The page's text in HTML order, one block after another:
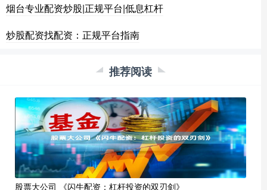
烟台专业配资炒股|正规平台|低息杠杆
炒股配资找配资：正规平台指南
推荐阅读
股票大公司 《闪牛配资：杠杆投资的双刃剑》